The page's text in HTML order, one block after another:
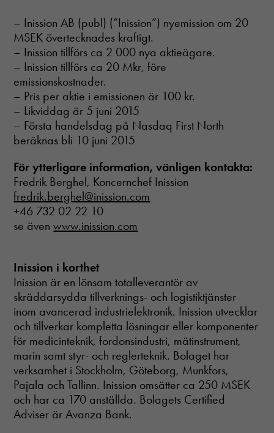
– Inission AB (publ) (”Inission”) nyemission om 20
MSEK övertecknades kraftigt.
– Inission tillförs ca 2 000 nya aktieägare.
– Inission tillförs ca 20 Mkr, före
emissionskostnader.
– Pris per aktie i emissionen är 100 kr.
– Likviddag är 5 juni 2015
– Första handelsdag på Nasdaq First North
beräknas bli 10 juni 2015
För ytterligare information, vänligen kontakta:
Fredrik Berghel, Koncernchef Inission
fredrik.berghel@inission.com
+46 732 02 22 10
se ävenwww.inission.com
Inission i korthet
Inission är en lönsam totalleverantör av
skräddarsydda tillverknings- och logistiktjänster
inom avancerad industrielektronik. Inission utvecklar
och tillverkar kompletta lösningar eller komponenter
för medicinteknik, fordonsindustri, mätinstrument,
marin samt styr- och reglerteknik. Bolaget har
verksamhet i Stockholm, Göteborg, Munkfors,
Pajala och Tallinn. Inission omsätter ca 250 MSEK
och har ca 170 anställda. Bolagets Certified
Adviser är Avanza Bank.